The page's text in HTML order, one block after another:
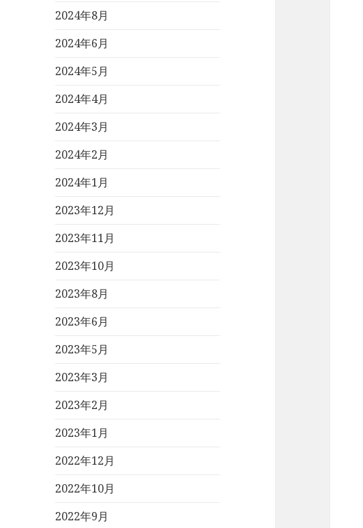
2024年8月
2024年6月
2024年5月
2024年4月
2024年3月
2024年2月
2024年1月
2023年12月
2023年11月
2023年10月
2023年8月
2023年6月
2023年5月
2023年3月
2023年2月
2023年1月
2022年12月
2022年10月
2022年9月